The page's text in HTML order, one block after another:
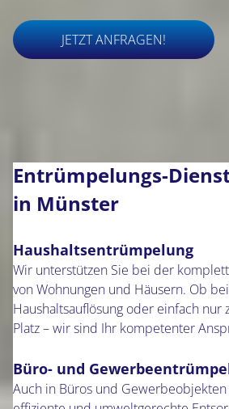
JETZT ANFRAGEN!
Entrümpelungs-
in Münster
Haushaltsentrümpelung
Wir unterstützen Sie bei der
von Wohnungen und Häusern. Ob
Haushaltsauflösung oder einfach nur
Platz – wir sind Ihr kompetenter
Büro- und
Auch in Büros und